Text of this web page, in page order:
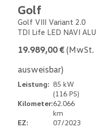
Golf
Golf VIII Variant 2.0
TDI Life LED NAVI ALU
19.989,00 € (MwSt.
ausweisbar)
Leistung: 85 kW
(116 PS)
Kilometer:62.066
km
EZ:
07/2023